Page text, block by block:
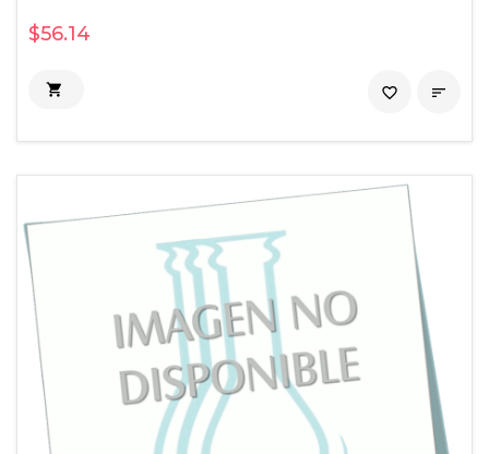
$56.14
 
favorite_border